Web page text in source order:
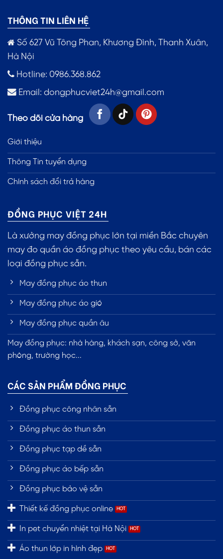
THÔNG TIN LIÊN HỆ
Số 627 Vũ Tông Phan, Khương Đình, Thanh Xuân,
Hà Nội
Hotline: 0986.368.862
Email: dongphucviet24h@gmail.com
Theo dõi cửa hàng
Giới thiệu
Thông Tin tuyển dụng
Chính sách đổi trả hàng
ĐỒNG PHỤC VIỆT 24H
Là xưởng may đồng phục lớn tại miền Bắc chuyên
may đo quần áo đồng phục theo yêu cầu, bán các
loại đồng phục sẵn.
May đồng phục áo thun
May đồng phục áo gió
May đồng phục quần âu
May đồng phục: nhà hàng, khách sạn, công sở, văn
phòng, trường học...
CÁC SẢN PHẨM ĐỒNG PHỤC
Đồng phục công nhân sẵn
Đồng phục áo thun sẵn
Đồng phục tạp dề sẵn
Đồng phục áo bếp sẵn
Đồng phục bảo vệ sẵn
Thiết kế đồng phục online
In pet chuyển nhiệt tại Hà Nội
Áo thun lớp in hình đẹp